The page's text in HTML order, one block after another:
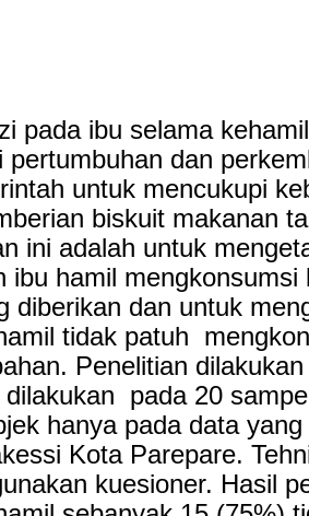
pada ibu selama
pertumbuhan dan
untuk mencukupi
biskuit makanan
ini adalah untuk
ibu hamil mengkonsumsi
diberikan dan untuk
tidak patuh
Penelitian
pada 20
hanya pada data
Kota Parepare.
kuesioner. Hasil